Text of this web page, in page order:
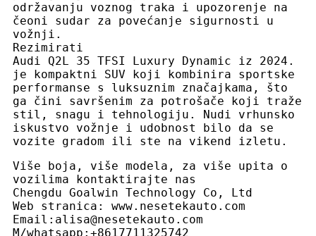
održavanju voznog traka i upozorenje na
čeoni sudar za povećanje sigurnosti u
vožnji.
Rezimirati
Audi Q2L 35 TFSI Luxury Dynamic iz 2024.
je kompaktni SUV koji kombinira sportske
performanse s luksuznim značajkama, što
ga čini savršenim za potrošače koji traže
stil, snagu i tehnologiju. Nudi vrhunsko
iskustvo vožnje i udobnost bilo da se
vozite gradom ili ste na vikend izletu.
Više boja, više modela, za više upita o
vozilima kontaktirajte nas
Chengdu Goalwin Technology Co, Ltd
Web stranica: www.nesetekauto.com
Email:alisa@nesetekauto.com
M/whatsapp:+8617711325742